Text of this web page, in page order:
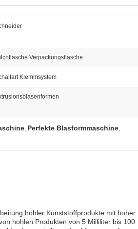
Verpackungsflasche
Klemmsystem
, Perfekte Blasformmaschine,
hohler Kunststoffprodukte mit hoher
hohlen Produkten von 5 Milliliter bis 100